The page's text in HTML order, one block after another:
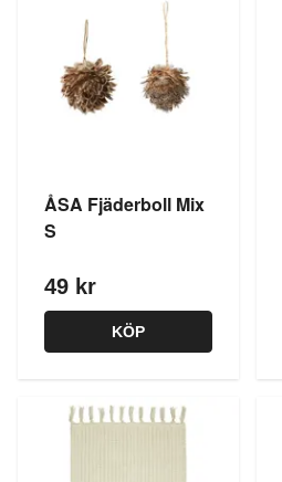
ÅSA Fjäderboll Mix
S
49 kr
KÖP